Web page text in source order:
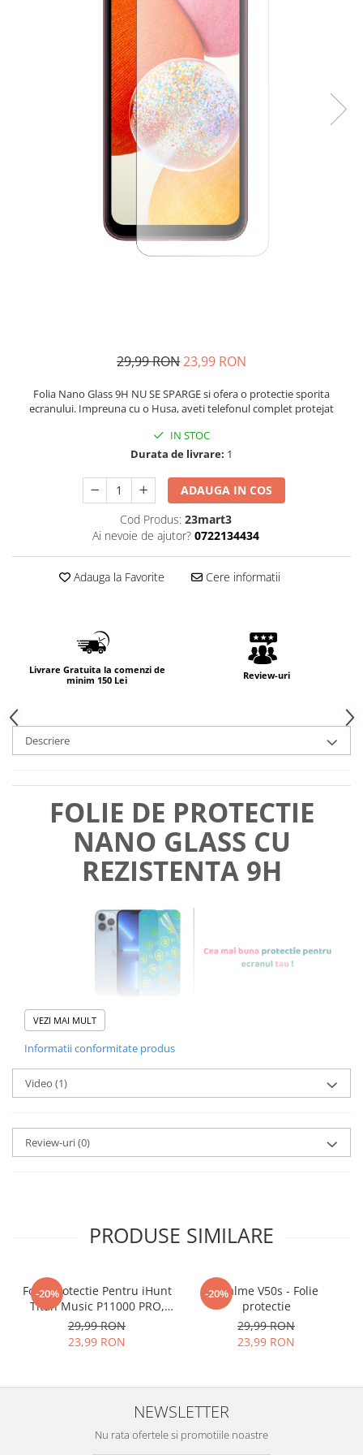
29,99 RON23,99 RON
Folia Nano Glass 9H NU SE SPARGE si ofera o protectie sporita
ecranului. Impreuna cu o Husa, aveti telefonul complet protejat
IN STOC
Durata de livrare: 1
ADAUGA IN COS
Cod Produs: 23mart3
Ai nevoie de ajutor? 0722134434
Adauga la Favorite Cere informatii
Livrare Gratuita la comenzi de
minim 150 Lei
Review-uri
Descriere
FOLIE DE PROTECTIE
NANO GLASS CU
REZISTENTA 9H
Foliile noastre sunt
tu.
Materialul folosit in
esteNano Glass flexibil.
AcestagaranteazacaNU SE
SPARGE in mii de cioburi
ascutite si periculoase.
zgarieturi si spargere, ci si
INTARESTE ecranul!
Folia avand rezistenta 9H la
VEZI MAI MULT
Informatii conformitate produs
Video (1)
Review-uri(0)
PRODUSE SIMILARE
-20%
Folie Protectie Pentru iHunt
Titan Music P11000 PRO,
VDOO
29,99 RON
23,99 RON
-20%
Realme V50s - Folie
protectie
29,99 RON
23,99 RON
NEWSLETTER
Nu rata ofertele si promotiile noastre